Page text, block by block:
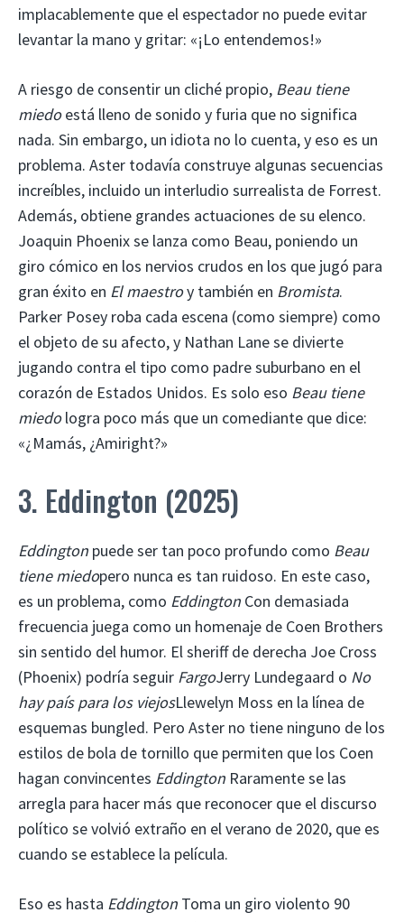
implacablemente que el espectador no puede evitar
levantar la mano y gritar: «¡Lo entendemos!»
A riesgo de consentir un cliché propio, Beau tiene
miedoestá lleno de sonido y furia que no significa
nada. Sin embargo, un idiota no lo cuenta, y eso es un
problema. Aster todavía construye algunas secuencias
increíbles, incluido un interludio surrealista de Forrest.
Además, obtiene grandes actuaciones de su elenco.
Joaquin Phoenix se lanza como Beau, poniendo un
giro cómico en los nervios crudos en los que jugó para
gran éxito en El maestroy también en Bromista.
Parker Posey roba cada escena (como siempre) como
el objeto de su afecto, y Nathan Lane se divierte
jugando contra el tipo como padre suburbano en el
corazón de Estados Unidos. Es solo eso Beau tiene
miedologra poco más que un comediante que dice:
«¿Mamás, ¿Amiright?»
3. Eddington (2025)
Eddington puede ser tan poco profundo como Beau
tiene miedopero nunca es tan ruidoso. En este caso,
es un problema, como Eddington Con demasiada
frecuencia juega como un homenaje de Coen Brothers
sin sentido del humor. El sheriff de derecha Joe Cross
(Phoenix) podría seguir FargoJerry Lundegaard o No
hay país para los viejosLlewelyn Moss en la línea de
esquemas bungled. Pero Aster no tiene ninguno de los
estilos de bola de tornillo que permiten que los Coen
hagan convincentes Eddington Raramente se las
arregla para hacer más que reconocer que el discurso
político se volvió extraño en el verano de 2020, que es
cuando se establece la película.
Eso es hasta Eddington Toma un giro violento 90